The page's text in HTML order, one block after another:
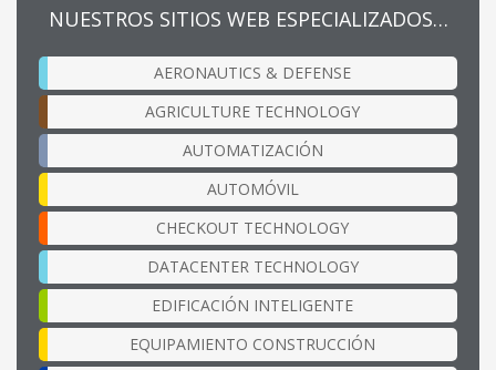
NUESTROS SITIOS WEB ESPECIALIZADOS…
AERONAUTICS & DEFENSE
AGRICULTURE TECHNOLOGY
AUTOMATIZACIÓN
AUTOMÓVIL
CHECKOUT TECHNOLOGY
DATACENTER TECHNOLOGY
EDIFICACIÓN INTELIGENTE
EQUIPAMIENTO CONSTRUCCIÓN